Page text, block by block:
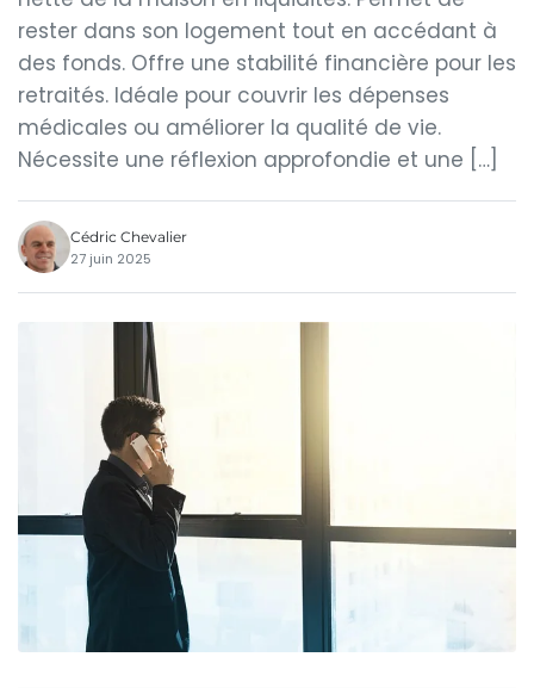
rester dans son logement tout en accédant à
des fonds. Offre une stabilité financière pour les
retraités. Idéale pour couvrir les dépenses
médicales ou améliorer la qualité de vie.
Nécessite une réflexion approfondie et une […]
Cédric Chevalier
27 juin 2025